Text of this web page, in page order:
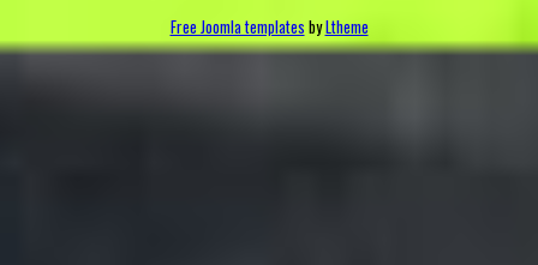
Free Joomla templates byLtheme